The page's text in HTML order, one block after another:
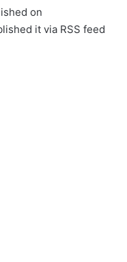
on
it via RSS feed